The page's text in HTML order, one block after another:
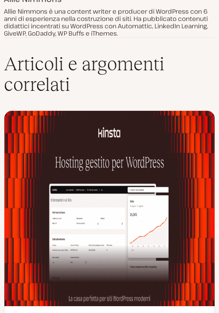
Allie Nimmons è una content writer e producer di WordPress con 6
anni di esperienza nella costruzione di siti. Ha pubblicato contenuti
didattici incentrati su WordPress con Automattic, LinkedIn Learning,
GiveWP, GoDaddy, WP Buffs e iThemes.
Articoli e argomenti
correlati